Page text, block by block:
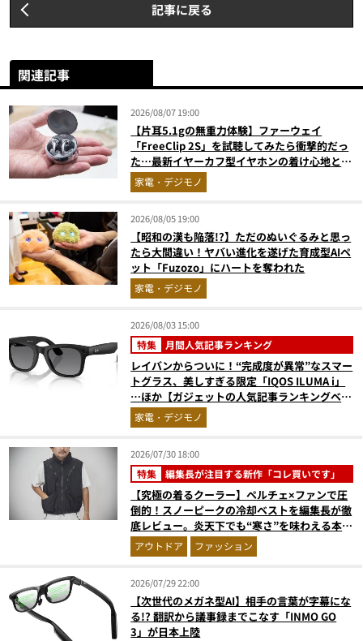
記事に戻る
関連記事
2026/08/07 19:00
【片耳5.1gの無重力体験】ファーウェイ
「FreeClip 2S」を試聴してみたら衝撃的だっ
た…最新イヤーカフ型イヤホンの着け心地とAI
技術に感動
家電・デジモノ
2026/08/05 19:00
【昭和の漢も陥落!?】ただのぬいぐるみと思っ
たら大間違い！ヤバい進化を遂げた育成型AIペ
ット「Fuzozo」にハートを奪われた
家電・デジモノ
2026/08/03 15:00
特集 月間人気記事ランキング
レイバンからついに！“完成度が異常”なスマー
トグラス、美しすぎる限定「IQOS ILUMA i」
…ほか【ガジェットの人気記事ランキングベス
ト3】（2026年6月版）
家電・デジモノ
2026/07/30 18:00
特集 編集長が注目する新作「コレ買いです」
【究極の着るクーラー】ペルチェ×ファンで圧
倒的！スノーピークの冷却ベストを編集長が徹
底レビュー。炎天下でも“寒さ”を味わえる本気
のギア『コレ買いです』Vol.172
アウトドア ファッション
2026/07/29 22:00
【次世代のメガネ型AI】相手の言葉が字幕にな
る!? 翻訳から議事録までこなす「INMO GO
3」が日本上陸